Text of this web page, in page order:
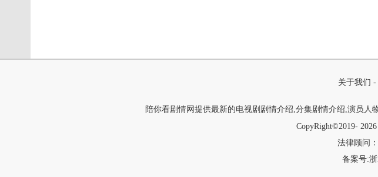
关于我们 -
陪你看剧情网提供最新的电视剧剧情介绍,分集剧情介绍,演员人
CopyRight©2019- 2026
法律顾问
备案号: